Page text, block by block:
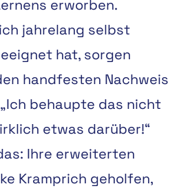
erworben.
jahrelang selbst
hat, sorgen
handfesten Nachweis
behaupte das nicht
etwas darüber!“
Ihre erweiterten
Kramprich geholfen,